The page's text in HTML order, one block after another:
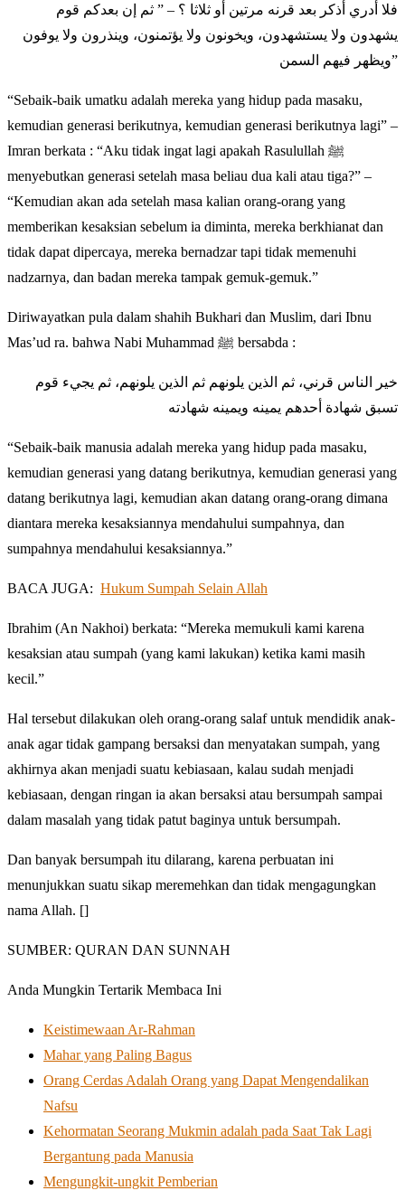
فلا أدري أذكر بعد قرنه مرتين أو ثلاثا ؟ – ” ثم إن بعدكم قوم
يشهدون ولا يستشهدون، ويخونون ولا يؤتمنون، وينذرون ولا يوفون
ويظهر فيهم السمن”
“Sebaik-baik umatku adalah mereka yang hidup pada masaku,
kemudian generasi berikutnya, kemudian generasi berikutnya lagi” –
Imran berkata : “Aku tidak ingat lagi apakah Rasulullah ﷺ
menyebutkan generasi setelah masa beliau dua kali atau tiga?” –
“Kemudian akan ada setelah masa kalian orang-orang yang
memberikan kesaksian sebelum ia diminta, mereka berkhianat dan
tidak dapat dipercaya, mereka bernadzar tapi tidak memenuhi
nadzarnya, dan badan mereka tampak gemuk-gemuk.”
Diriwayatkan pula dalam shahih Bukhari dan Muslim, dari Ibnu
Mas’ud ra. bahwa Nabi Muhammad ﷺ bersabda :
خير الناس قرني، ثم الذين يلونهم ثم الذين يلونهم، ثم يجيء قوم
تسبق شهادة أحدهم يمينه ويمينه شهادته
“Sebaik-baik manusia adalah mereka yang hidup pada masaku,
kemudian generasi yang datang berikutnya, kemudian generasi yang
datang berikutnya lagi, kemudian akan datang orang-orang dimana
diantara mereka kesaksiannya mendahului sumpahnya, dan
sumpahnya mendahului kesaksiannya.”
BACA JUGA: Hukum Sumpah Selain Allah
Ibrahim (An Nakhoi) berkata: “Mereka memukuli kami karena
kesaksian atau sumpah (yang kami lakukan) ketika kami masih
kecil.”
Hal tersebut dilakukan oleh orang-orang salaf untuk mendidik anak-
anak agar tidak gampang bersaksi dan menyatakan sumpah, yang
akhirnya akan menjadi suatu kebiasaan, kalau sudah menjadi
kebiasaan, dengan ringan ia akan bersaksi atau bersumpah sampai
dalam masalah yang tidak patut baginya untuk bersumpah.
Dan banyak bersumpah itu dilarang, karena perbuatan ini
menunjukkan suatu sikap meremehkan dan tidak mengagungkan
nama Allah. []
SUMBER: QURAN DAN SUNNAH
Anda Mungkin Tertarik Membaca Ini
Keistimewaan Ar-Rahman
Mahar yang Paling Bagus
Orang Cerdas Adalah Orang yang Dapat Mengendalikan
Nafsu
Kehormatan Seorang Mukmin adalah pada Saat Tak Lagi
Bergantung pada Manusia
Mengungkit-ungkit Pemberian